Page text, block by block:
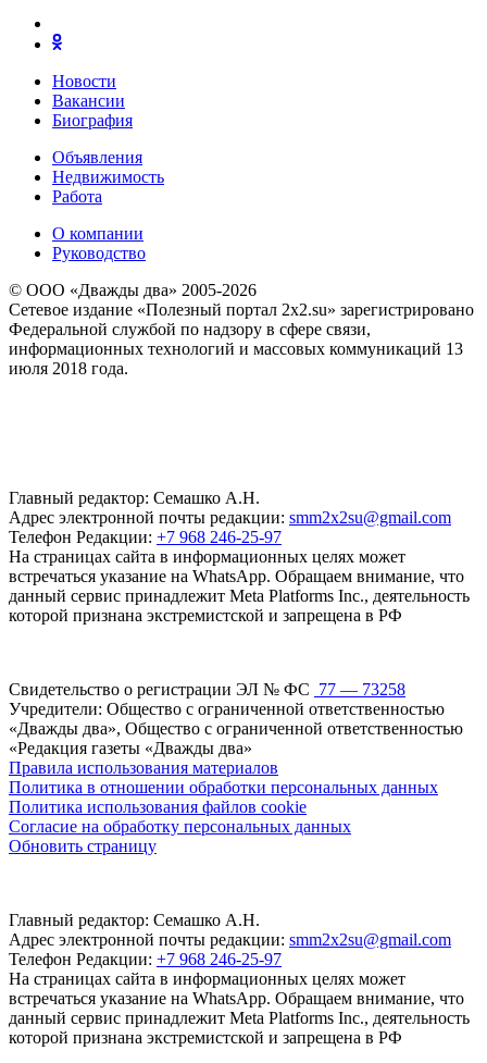
Новости
Вакансии
Биография
Объявления
Недвижимость
Работа
О компании
Руководство
© ООО «Дважды два» 2005-2026
Сетевое издание «Полезный портал 2x2.su» зарегистрировано
Федеральной службой по надзору в сфере связи,
информационных технологий и массовых коммуникаций 13
июля 2018 года.
Главный редактор: Семашко А.Н.
Адрес электронной почты редакции: smm2x2su@gmail.com
Телефон Редакции: +7 968 246-25-97
На страницах сайта в информационных целях может
встречаться указание на WhatsApp. Обращаем внимание, что
данный сервис принадлежит Meta Platforms Inc., деятельность
которой признана экстремистской и запрещена в РФ
Свидетельство о регистрации ЭЛ № ФС 77 — 73258
Учредители: Общество с ограниченной ответственностью
«Дважды два», Общество с ограниченной ответственностью
«Редакция газеты «Дважды два»
Правила использования материалов
Политика в отношении обработки персональных данных
Политика использования файлов cookie
Согласие на обработку персональных данных
Обновить страницу
Главный редактор: Семашко А.Н.
Адрес электронной почты редакции: smm2x2su@gmail.com
Телефон Редакции: +7 968 246-25-97
На страницах сайта в информационных целях может
встречаться указание на WhatsApp. Обращаем внимание, что
данный сервис принадлежит Meta Platforms Inc., деятельность
которой признана экстремистской и запрещена в РФ